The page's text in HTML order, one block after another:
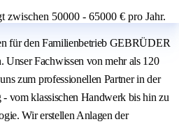
zwischen 50000 - 65000 € pro Jahr.
für den Familienbetrieb GEBRÜDER
Unser Fachwissen von mehr als 120
zum professionellen Partner in der
- vom klassischen Handwerk bis hin zu
Wir erstellen Anlagen der